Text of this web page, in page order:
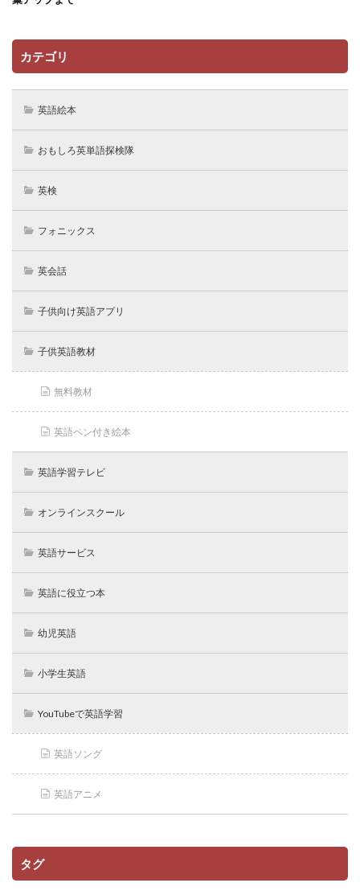
カテゴリ
英語絵本
おもしろ英単語探検隊
英検
フォニックス
英会話
子供向け英語アプリ
子供英語教材
無料教材
英語ペン付き絵本
英語学習テレビ
オンラインスクール
英語サービス
英語に役立つ本
幼児英語
小学生英語
YouTubeで英語学習
英語ソング
英語アニメ
タグ